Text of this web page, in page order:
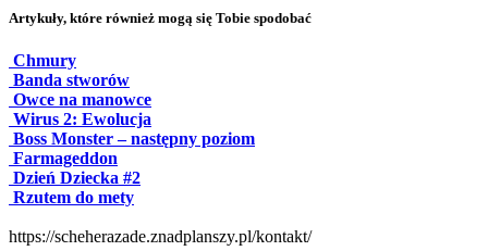
Artykuły, które również mogą się Tobie spodobać
Chmury
Banda stworów
Owce na manowce
Wirus 2: Ewolucja
Boss Monster – następny poziom
Farmageddon
Dzień Dziecka #2
Rzutem do mety
https://scheherazade.znadplanszy.pl/kontakt/